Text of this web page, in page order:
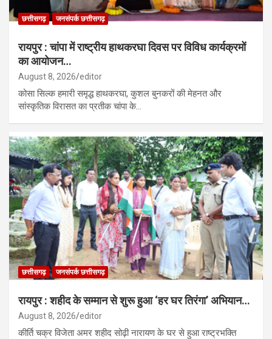
छत्तीसगढ़ जनसंपर्क छत्तीसगढ़
रायपुर : चांपा में राष्ट्रीय हाथकरघा दिवस पर विविध कार्यक्रमों
का आयोजन…
August 8, 2026 editor
कोसा सिल्क हमारी समृद्ध हाथकरघा, कुशल बुनकरों की मेहनत और
सांस्कृतिक विरासत का प्रतीक चांपा के…
छत्तीसगढ़ जनसंपर्क छत्तीसगढ़
रायपुर : शहीद के सम्मान से शुरू हुआ ‘हर घर तिरंगा’ अभियान…
August 8, 2026 editor
कीर्ति चक्र विजेता अमर शहीद सोढ़ी नारायण के घर से हुआ राष्ट्रभक्ति